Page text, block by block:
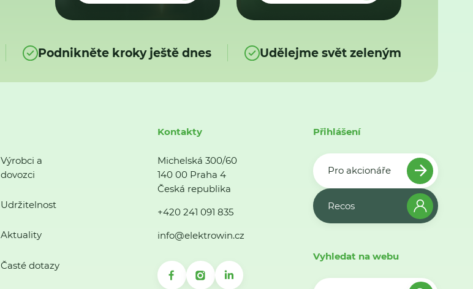
Podnikněte kroky ještě dnes Udělejme svět zeleným
Výrobci a
dovozci
Udržitelnost
Aktuality
Časté dotazy
Kontakty
Michelská 300/60
140 00 Praha 4
Česká republika
+420 241 091 835
info@elektrowin.cz
Přihlášení
Pro akcionáře
Recos
Vyhledat na webu